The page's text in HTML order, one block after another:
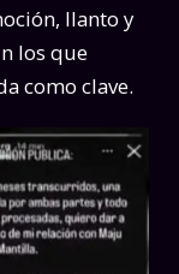
llanto y
los que
como clave.